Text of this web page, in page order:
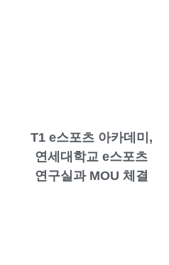
T1 e스포츠 아카데미,
연세대학교 e스포츠
연구실과 MOU 체결